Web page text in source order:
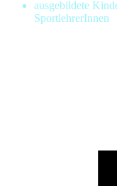
ausgebildete
SportlehrerInnen